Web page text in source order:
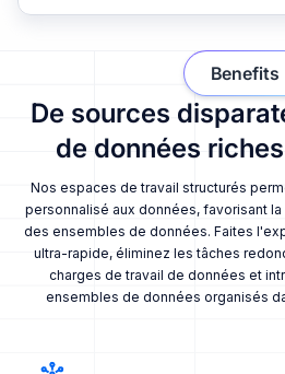
De sources
de données
Nos espaces de travail structurés
personnalisé aux données, favorisant
des ensembles de données. Faites
ultra-rapide, éliminez les tâches
charges de travail de données et
ensembles de données organisés
Benefits